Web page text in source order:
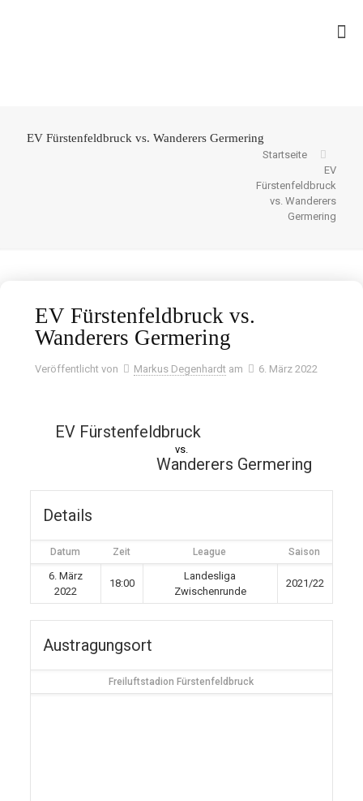
EV Fürstenfeldbruck vs. Wanderers Germering
Startseite
EV
Fürstenfeldbruck
vs. Wanderers
Germering
EV Fürstenfeldbruck vs.
Wanderers Germering
Veröffentlicht von Markus Degenhardt am 6. März 2022
EV Fürstenfeldbruck
vs.
Wanderers Germering
Details
Datum Zeit League Saison
6. März
2022
18:00
Landesliga
Zwischenrunde
2021/22
Austragungsort
Freiluftstadion Fürstenfeldbruck